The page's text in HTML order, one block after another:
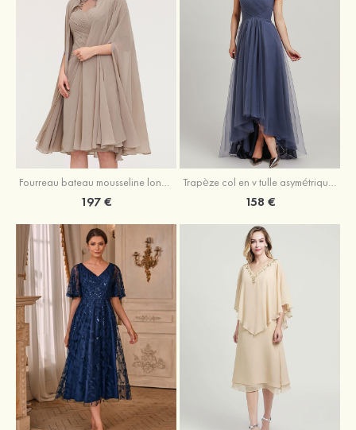
Fourreau bateau mousseline longueur genou robe de mère de la mariée avec appliqué plissé veste
197 €
Trapèze col en v tulle asymétrique robe de mère de la mariée
158 €